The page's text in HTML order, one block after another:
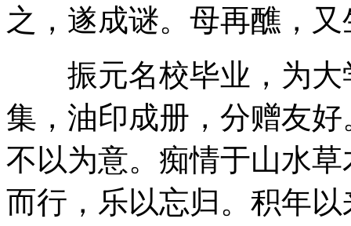
之，遂成谜。母再醮，
振元名校毕业，为大
集，油印成册，分赠友
不以为意。痴情于山水
而行，乐以忘归。积年